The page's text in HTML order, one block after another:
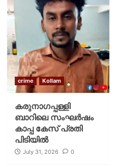
crime Kollam
കരുനാഗപ്പള്ളി
ബാറിലെ സംഘർഷം
കാപ്പ കേസ് പ്രതി
പിടിയിൽ
July 31, 2026 0